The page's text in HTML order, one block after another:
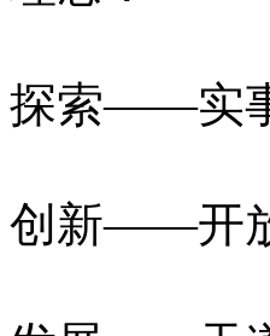
探索——实
创新——开